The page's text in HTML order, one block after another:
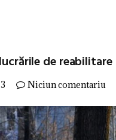
de
Niciun comentariu